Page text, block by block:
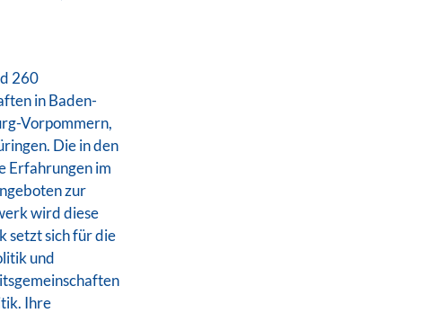
260
in Baden-
Vorpommern,
Die in den
Erfahrungen im
zur
wird diese
setzt sich für die
und
Ihre